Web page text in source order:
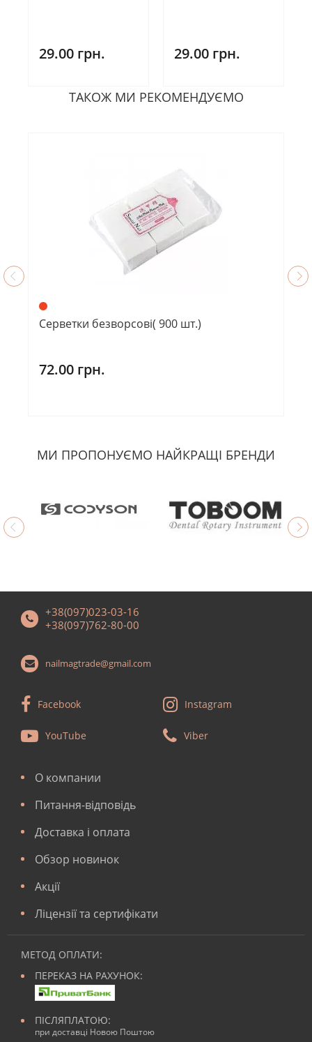
29.00 грн. 29.00 грн.
ТАКОЖ МИ РЕКОМЕНДУЄМО
Серветки безворсові( 900 шт.)
72.00 грн.
МИ ПРОПОНУЄМО НАЙКРАЩІ БРЕНДИ
+38(097)023-03-16
+38(097)762-80-00
nailmagtrade@gmail.com
Facebook Instagram
YouTube Viber
О компании
Питання-відповідь
Доставка і оплата
Обзор новинок
Акції
Ліцензії та сертифікати
МЕТОД ОПЛАТИ:
ПЕРЕКАЗ НА РАХУНОК:
ПІСЛЯПЛАТОЮ:
при доставці Новою Поштою